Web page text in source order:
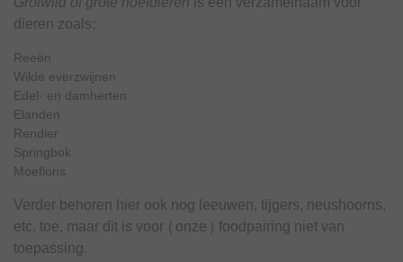
dieren zoals;
Reeën
Wilde everzwijnen
Edel- en damherten
Elanden
Rendier
Springbok
Moeflons
Verder behoren hier ook nog leeuwen, tijgers, neushoorns,
etc. toe, maar dit is voor (onze) foodpairing niet van
toepassing.